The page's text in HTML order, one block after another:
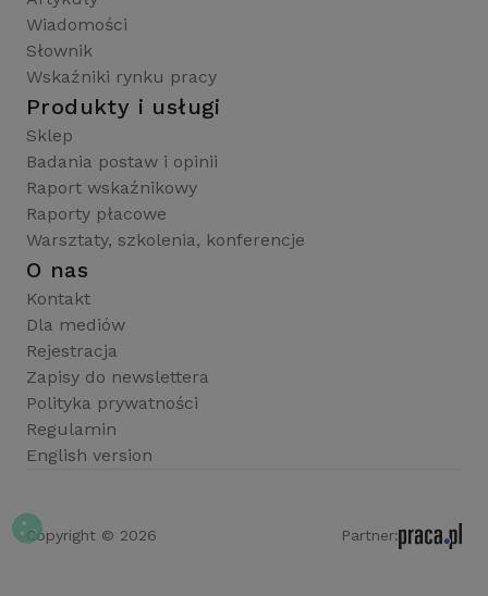
Wiadomości
Słownik
Wskaźniki rynku pracy
Produkty i usługi
Sklep
Badania postaw i opinii
Raport wskaźnikowy
Raporty płacowe
Warsztaty, szkolenia, konferencje
O nas
Kontakt
Dla mediów
Rejestracja
Zapisy do newslettera
Polityka prywatności
Regulamin
English version
Copyright © 2026 Partner: